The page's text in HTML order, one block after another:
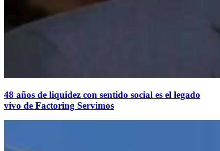
48 años de liquidez con sentido social es el legado
vivo de Factoring Servimos